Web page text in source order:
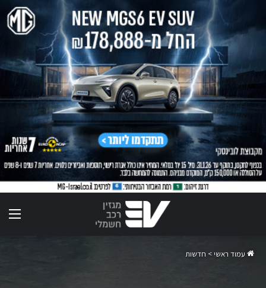
עמוד ראשי> חדשות